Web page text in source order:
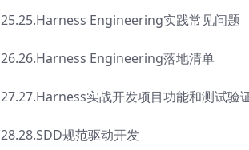
25.25.Harness Engineering实践常见问题
26.26.Harness Engineering落地清单
27.27.Harness实战开发项目功能和测试验
28.28.SDD规范驱动开发